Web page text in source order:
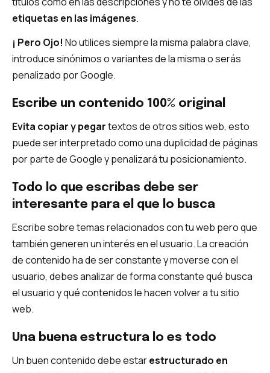
etiquetas en las imágenes.
¡ Pero Ojo! No utilices siempre la misma palabra clave,
introduce sinónimos o variantes de la misma o serás
penalizado por Google.
Escribe un contenido 100% original
Evita copiar y pegartextos de otros sitios web, esto
puede ser interpretado como una duplicidad de páginas
por parte de Google y penalizará tu posicionamiento.
Todo lo que escribas debe ser
interesante para el que lo busca
Escribe sobre temas relacionados con tu web pero que
también generen un interés en el usuario. La creación
de contenido ha de ser constante y moverse con el
usuario, debes analizar de forma constante qué busca
el usuario y qué contenidos le hacen volver a tu sitio
web.
Una buena estructura lo es todo
Un buen contenido debe estarestructurado en